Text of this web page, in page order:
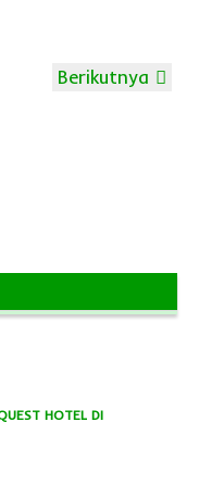
Berikutnya
HOTEL DI